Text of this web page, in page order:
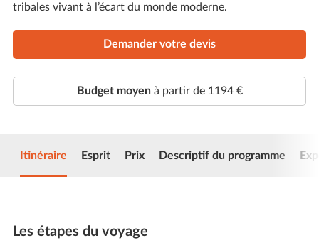
tribales vivant à l’écart du monde moderne.
Demander votre devis
Budget moyenà partir de 1194 €
Itinéraire Esprit Prix Descriptif du programme
Les étapes du voyage